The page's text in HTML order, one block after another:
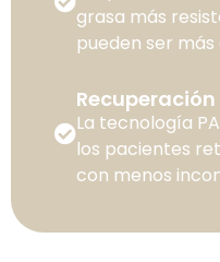
grasa más
pueden ser
La tecnología
los pacientes
con menos